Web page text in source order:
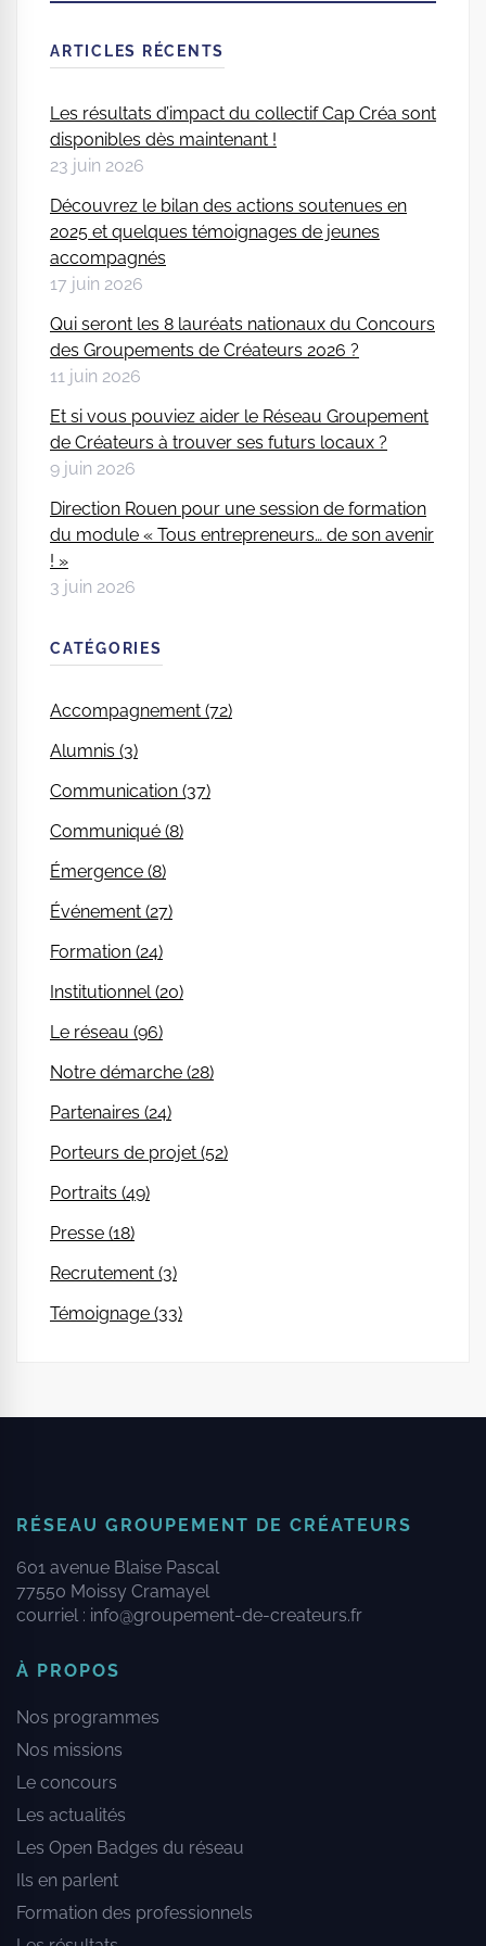
ARTICLES RÉCENTS
Les résultats d’impact du collectif Cap Créa sont
disponibles dès maintenant !
23 juin 2026
Découvrez le bilan des actions soutenues en
2025 et quelques témoignages de jeunes
accompagnés
17 juin 2026
Qui seront les 8 lauréats nationaux du Concours
des Groupements de Créateurs 2026 ?
11 juin 2026
Et si vous pouviez aider le Réseau Groupement
de Créateurs à trouver ses futurs locaux ?
9 juin 2026
Direction Rouen pour une session de formation
du module « Tous entrepreneurs… de son avenir
! »
3 juin 2026
CATÉGORIES
Accompagnement (72)
Alumnis (3)
Communication (37)
Communiqué (8)
Émergence (8)
Événement (27)
Formation (24)
Institutionnel (20)
Le réseau (96)
Notre démarche (28)
Partenaires (24)
Porteurs de projet (52)
Portraits (49)
Presse (18)
Recrutement (3)
Témoignage (33)
RÉSEAU GROUPEMENT DE CRÉATEURS
601 avenue Blaise Pascal
77550 Moissy Cramayel
courriel : info@groupement-de-createurs.fr
À PROPOS
Nos programmes
Nos missions
Le concours
Les actualités
Les Open Badges du réseau
Ils en parlent
Formation des professionnels